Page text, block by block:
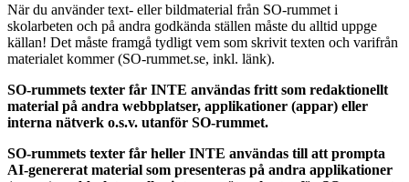
När du använder text- eller bildmaterial från SO-rummet i
skolarbeten och på andra godkända ställen måste du alltid uppge
källan! Det måste framgå tydligt vem som skrivit texten och varifrån
materialet kommer (SO-rummet.se, inkl. länk).
SO-rummets texter får INTE användas fritt som redaktionellt
material på andra webbplatser, applikationer (appar) eller
interna nätverk o.s.v. utanför SO-rummet.
SO-rummets texter får heller INTE användas till att prompta
AI-genererat material som presenteras på andra applikationer